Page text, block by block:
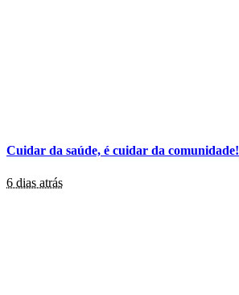
Cuidar da saúde, é cuidar da comunidade!
6 dias atrás